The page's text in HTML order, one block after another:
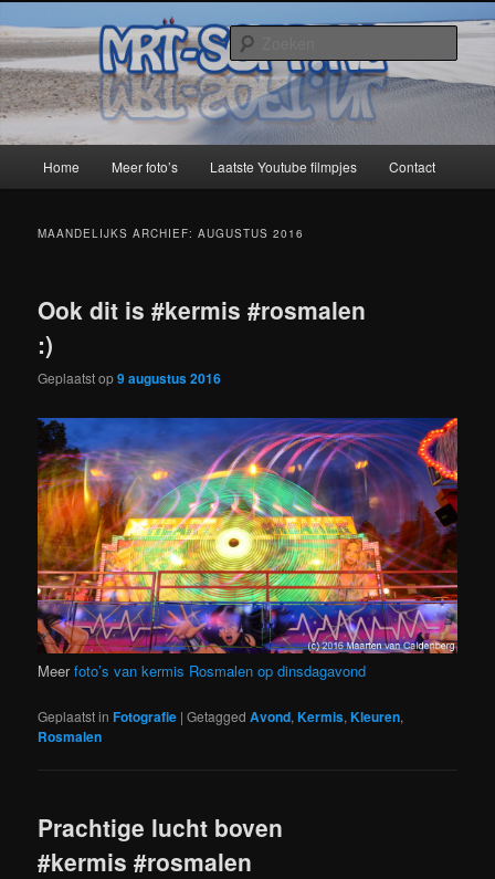
naar
de
primaire
inhoud
naar
de
secundaire
inhoudMRT-Soft
Home Meer foto’s Laatste Youtube filmpjes Contact
MAANDELIJKS ARCHIEF:AUGUSTUS 2016
Ook dit is #kermis #rosmalen
:)
Geplaatst op9 augustus 2016
Meerfoto’s van kermis Rosmalen op dinsdagavond
Geplaatst in Fotografie |Getagged Avond,Kermis,Kleuren,
Rosmalen
Prachtige lucht boven
#kermis #rosmalen